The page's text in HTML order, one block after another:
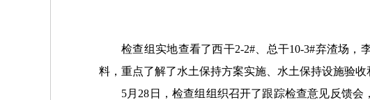
检查组实地查看了西干2-2#、总干10-3#弃渣场
料，重点了解了水土保持方案实施、水土保持设施验收
5月28日，检查组组织召开了跟踪检查意见反馈